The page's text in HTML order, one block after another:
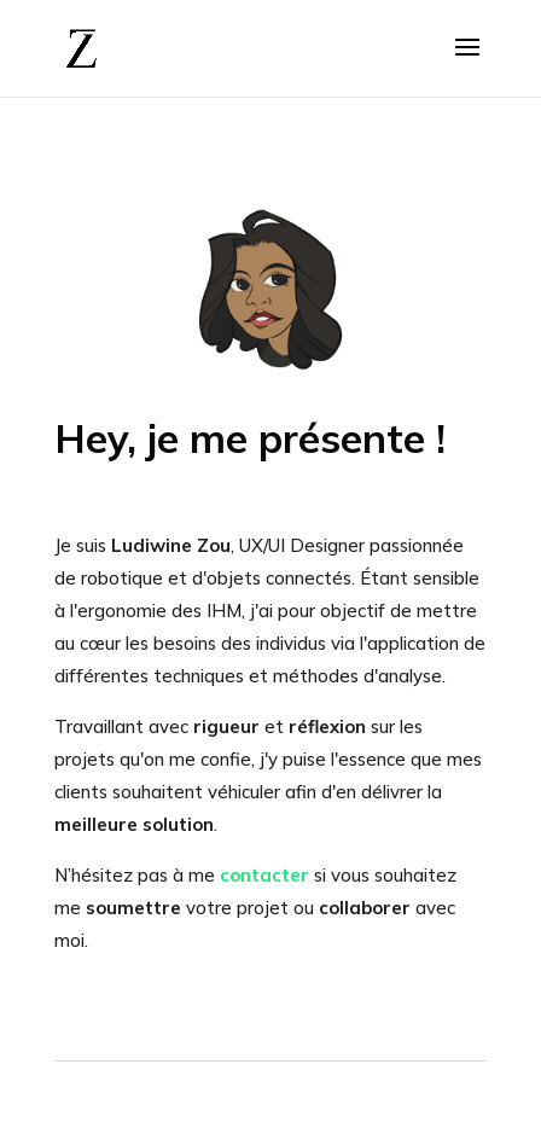
Hey, je me présente !
Je suis Ludiwine Zou, UX/UI Designer passionnée
de robotique et d'objets connectés. Étant sensible
à l'ergonomie des IHM, j'ai pour objectif de mettre
au cœur les besoins des individus via l'application de
différentes techniques et méthodes d'analyse.
Travaillant avec rigueur et réflexion sur les
projets qu'on me confie, j'y puise l'essence que mes
clients souhaitent véhiculer afin d'en délivrer la
meilleure solution.
N’hésitez pas à me contacter si vous souhaitez
me soumettre votre projet ou collaborer avec
moi.